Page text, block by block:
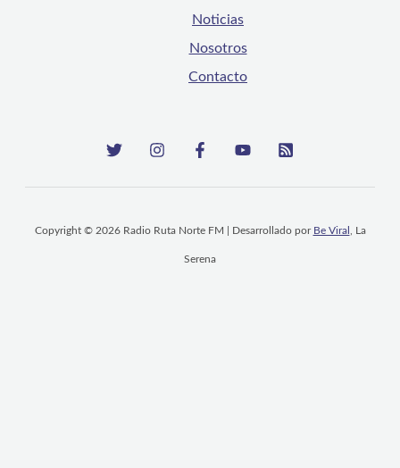
Noticias
Nosotros
Contacto
Copyright © 2026 Radio Ruta Norte FM | Desarrollado por Be Viral , La
Serena